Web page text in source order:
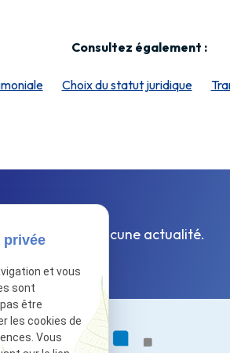
Consultez également :
Choix du statut juridique
de ne rater aucune actualité.
privée
et vous
sont
être
les cookies de
Vous